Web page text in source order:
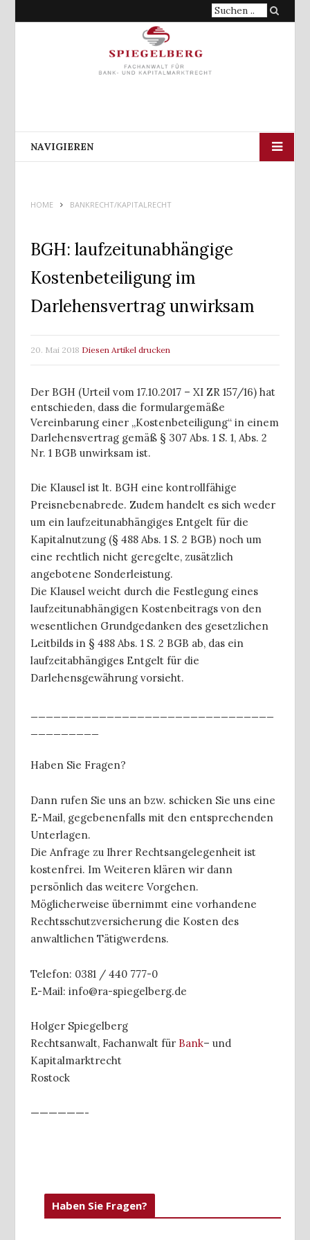
Suche
NAVIGIEREN
HOME BANKRECHT/KAPITALRECHT
BGH: laufzeitunabhängige
Kostenbeteiligung im
Darlehensvertrag unwirksam
20. Mai 2018 Diesen Artikel drucken
Der BGH (Urteil vom 17.10.2017 – XI ZR 157/16) hat
entschieden, dass die formulargemäße
Vereinbarung einer „Kostenbeteiligung“ in einem
Darlehensvertrag gemäß § 307 Abs. 1 S. 1, Abs. 2
Nr. 1 BGB unwirksam ist.
Die Klausel ist lt. BGH eine kontrollfähige
Preisnebenabrede. Zudem handelt es sich weder
um ein laufzeitunabhängiges Entgelt für die
Kapitalnutzung (§ 488 Abs. 1 S. 2 BGB) noch um
eine rechtlich nicht geregelte, zusätzlich
angebotene Sonderleistung.
Die Klausel weicht durch die Festlegung eines
laufzeitunabhängigen Kostenbeitrags von den
wesentlichen Grundgedanken des gesetzlichen
Leitbilds in § 488 Abs. 1 S. 2 BGB ab, das ein
laufzeitabhängiges Entgelt für die
Darlehensgewährung vorsieht.
Haben Sie Fragen?
Dann rufen Sie uns an bzw. schicken Sie uns eine
E-Mail, gegebenenfalls mit den entsprechenden
Unterlagen.
Die Anfrage zu Ihrer Rechtsangelegenheit ist
kostenfrei. Im Weiteren klären wir dann
persönlich das weitere Vorgehen.
Möglicherweise übernimmt eine vorhandene
Rechtsschutzversicherung die Kosten des
anwaltlichen Tätigwerdens.
Telefon: 0381 / 440 777-0
E-Mail: info@ra-spiegelberg.de
Holger Spiegelberg
Rechtsanwalt, Fachanwalt für Bank– und
Kapitalmarktrecht
Rostock
——————-
Haben Sie Fragen?